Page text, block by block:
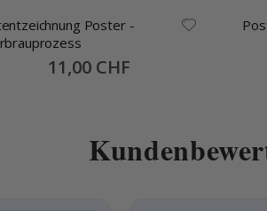
Poster -
Special
Price
11,00 CHF